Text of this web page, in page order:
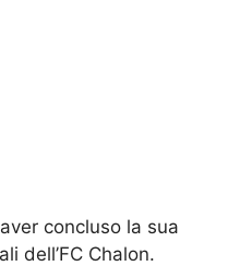
concluso la sua
dell’FC Chalon.